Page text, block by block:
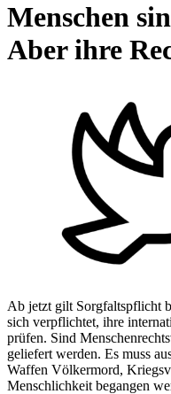
Menschen
Aber ihre
Ab jetzt gilt Sorgfaltspflicht
sich verpflichtet, ihre
prüfen. Sind
geliefert werden. Es muss
Waffen Völkermord,
Menschlichkeit begangen